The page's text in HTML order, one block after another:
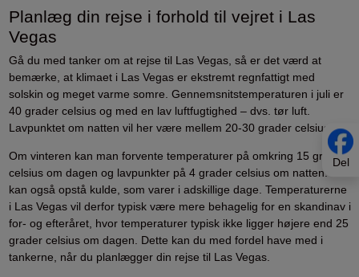
Del
Planlæg din rejse i forhold til vejret i Las
Vegas
Gå du med tanker om at rejse til Las Vegas, så er det værd at
bemærke, at klimaet i Las Vegas er ekstremt regnfattigt med
solskin og meget varme somre. Gennemsnitstemperaturen i juli er
40 grader celsius og med en lav luftfugtighed – dvs. tør luft.
Lavpunktet om natten vil her være mellem 20-30 grader celsius.
Om vinteren kan man forvente temperaturer på omkring 15 grader
celsius om dagen og lavpunkter på 4 grader celsius om natten. Der
kan også opstå kulde, som varer i adskillige dage. Temperaturerne
i Las Vegas vil derfor typisk være mere behagelig for en skandinav i
for- og efteråret, hvor temperaturer typisk ikke ligger højere end 25
grader celsius om dagen. Dette kan du med fordel have med i
tankerne, når du planlægger din rejse til Las Vegas.